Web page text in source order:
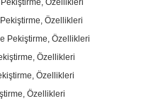
Pekiştirme, Özellikleri
Özellikleri
Pekiştirme, Özellikleri
Özellikleri
Özellikleri
Özellikleri